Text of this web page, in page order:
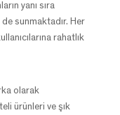
yanı sıra
sunmaktadır. Her
rahatlık
olarak
ürünleri ve şık